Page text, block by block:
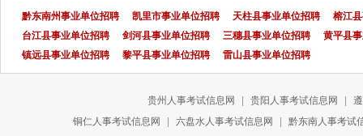
黔东南州事业单位招聘 凯里市事业单位招聘 天柱县事业单位招聘
榕江
台江县事业单位招聘
剑河县事业单位招聘 三穗县事业单位招聘
黄平县
镇远县事业单位招聘
黎平县事业单位招聘 雷山县事业单位招聘
贵州人事考试信息网 贵阳人事考试信息网
铜仁人事考试信息网
六盘水人事考试信息网
黔东南人事考试